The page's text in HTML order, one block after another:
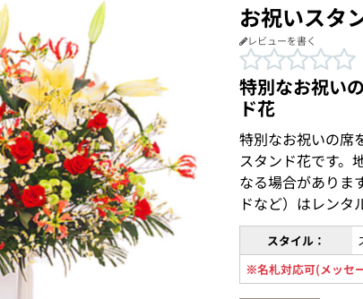
お祝いスタ
レビューを書く
特別なお祝い
ド花
特別なお祝いの席
スタンド花です。
なる場合がありま
ドなど）はレンタ
スタイル：
※名札対応可(メッセ